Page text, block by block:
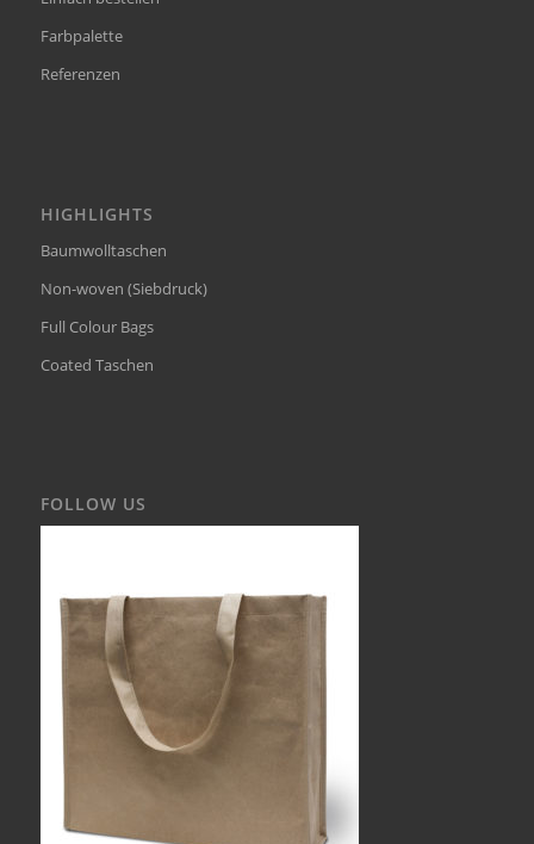
Farbpalette
Referenzen
HIGHLIGHTS
Baumwolltaschen
Non-woven (Siebdruck)
Full Colour Bags
Coated Taschen
FOLLOW US